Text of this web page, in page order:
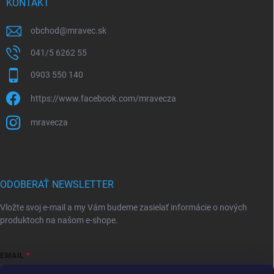
KONTAKT
obchod@mravec.sk
041/5 6262 55
0903 550 140
https://www.facebook.com/mravecza
mravecza
ODOBERAŤ NEWSLETTER
Vložte svoj e-mail a my Vám budeme zasielať informácie o nových
produktoch na našom e-shope.
EMAIL